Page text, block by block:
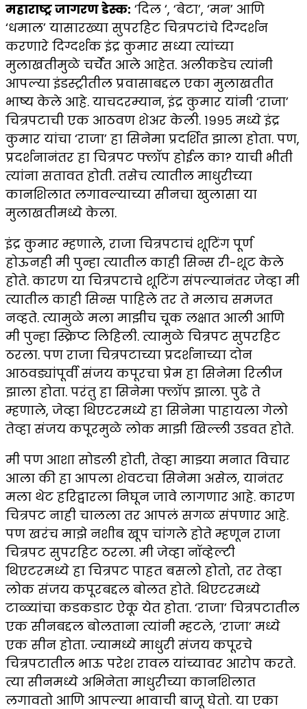
महाराष्ट्र जागरण डेस्क: ‘दिल ‘, ‘बेटा’, ‘मन’ आणि
‘धमाल’ यासारख्या सुपरहिट चित्रपटांचे दिग्दर्शन
करणारे दिग्दर्शक इंद्र कुमार सध्या त्यांच्या
मुलाखतीमुळे चर्चेत आले आहेत. अलीकडेच त्यांनी
आपल्या इंडस्ट्रीतील प्रवासाबद्दल एका मुलाखतीत
भाष्य केले आहे. याचदरम्यान, इंद्र कुमार यांनी ‘राजा’
चित्रपटाची एक आठवण शेअर केली. १९९५ मध्ये इंद्र
कुमार यांचा ‘राजा’ हा सिनेमा प्रदर्शित झाला होता. पण,
प्रदर्शनानंतर हा चित्रपट फ्लॉप होईल का? याची भीती
त्यांना सतावत होती. तसेच त्यातील माधुरीच्या
कानशिलात लगावल्याच्या सीनचा खुलासा या
मुलाखतीमध्ये केला.
इंद्र कुमार म्हणाले, राजा चित्रपटाचं शूटिंग पूर्ण
होऊनही मी पुन्हा त्यातील काही सिन्स री-शूट केले
होते. कारण या चित्रपटाचे शूटिंग संपल्यानंतर जेव्हा मी
त्यातील काही सिन्स पाहिले तर ते मलाच समजत
नव्हते. त्यामुळे मला माझीच चूक लक्षात आली आणि
मी पुन्हा स्क्रिप्ट लिहिली. त्यामुळे चित्रपट सुपरहिट
ठरला. पण राजा चित्रपटाच्या प्रदर्शनाच्या दोन
आठवड्यांपूर्वी संजय कपूरचा प्रेम हा सिनेमा रिलीज
झाला होता. परंतु हा सिनेमा फ्लॉप झाला. पुढे ते
म्हणाले, जेव्हा थिएटरमध्ये हा सिनेमा पाहायला गेलो
तेव्हा संजय कपूरमुळे लोक माझी खिल्ली उडवत होते.
मी पण आशा सोडली होती, तेव्हा माझ्या मनात विचार
आला की हा आपला शेवटचा सिनेमा असेल, यानंतर
मला थेट हरिद्वारला निघून जावे लागणार आहे. कारण
चित्रपट नाही चालला तर आपलं सगळ संपणार आहे.
पण खरंच माझे नशीब खूप चांगले होते म्हणून राजा
चित्रपट सुपरहिट ठरला. मी जेव्हा नॉव्हेल्टी
थिएटरमध्ये हा चित्रपट पाहत बसलो होतो, तर तेव्हा
लोक संजय कपूरबद्दल बोलत होते. थिएटरमध्ये
टाळ्यांचा कडकडाट ऐकू येत होता. ‘राजा’ चित्रपटातील
एक सीनबद्दल बोलताना त्यांनी म्हटले, ‘राजा’ मध्ये
एक सीन होता. ज्यामध्ये माधुरी संजय कपूरचे
चित्रपटातील भाऊ परेश रावल यांच्यावर आरोप करते.
त्या सीनमध्ये अभिनेता माधुरीच्या कानशिलात
लगावतो आणि आपल्या भावाची बाजू घेतो. या एका